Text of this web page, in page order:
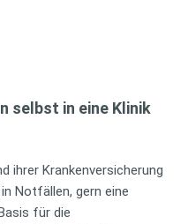
selbst in eine Klinik
ihrer Krankenversicherung
Notfällen, gern eine
für die